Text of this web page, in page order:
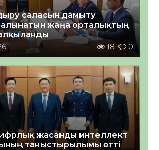
саласын дамыту
жаңа орталықтың
18 0
жасанды интеллект
таныстырылымы өтті